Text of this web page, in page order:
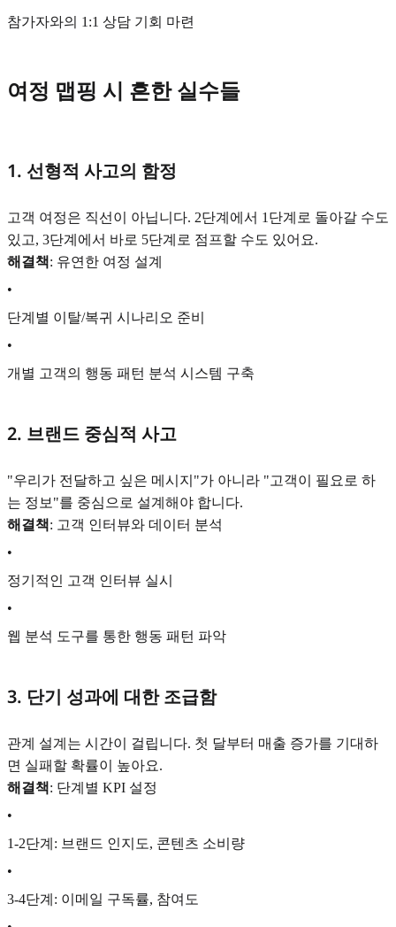
참가자와의 1:1 상담 기회 마련
여정 맵핑 시 흔한 실수들
1. 선형적 사고의 함정
고객 여정은 직선이 아닙니다. 2단계에서 1단계로 돌아갈 수도
있고, 3단계에서 바로 5단계로 점프할 수도 있어요.
해결책: 유연한 여정 설계
•
단계별 이탈/복귀 시나리오 준비
•
개별 고객의 행동 패턴 분석 시스템 구축
2. 브랜드 중심적 사고
"우리가 전달하고 싶은 메시지"가 아니라 "고객이 필요로 하
는 정보"를 중심으로 설계해야 합니다.
해결책: 고객 인터뷰와 데이터 분석
•
정기적인 고객 인터뷰 실시
•
웹 분석 도구를 통한 행동 패턴 파악
3. 단기 성과에 대한 조급함
관계 설계는 시간이 걸립니다. 첫 달부터 매출 증가를 기대하
면 실패할 확률이 높아요.
해결책: 단계별 KPI 설정
•
1-2단계: 브랜드 인지도, 콘텐츠 소비량
•
3-4단계: 이메일 구독률, 참여도